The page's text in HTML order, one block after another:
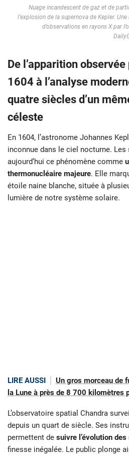
Nuage incandescent de gaz et de
l’explosion de la supernova de Kepler.
d’observations en rayons X par
De l’apparition
1604 à l’analyse
quatre siècles d’un
céleste
En 1604, l’astronome Johannes
inconnue dans le ciel nocturne.
aujourd’hui ce phénomène comme
thermonucléaire majeure. Elle
étoile naine blanche, située à
lumière de notre système solaire.
LIRE AUSSI
Un gros morceau de
la Lune à près de 8 700 kilomètres
L’observatoire spatial Chandra
depuis un quart de siècle. Ses
permettent de suivre l’évolution
finesse inégalée. Le public plonge